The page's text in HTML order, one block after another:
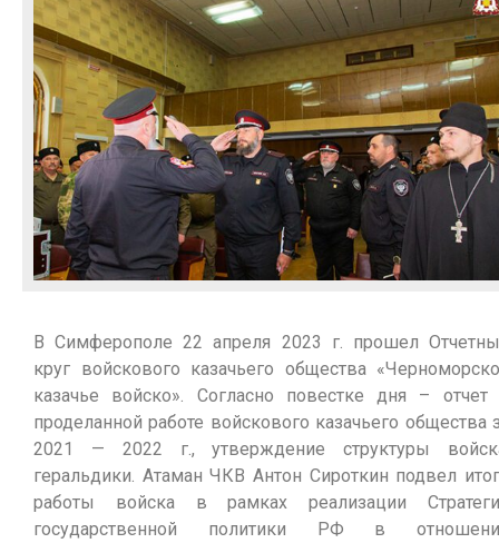
В Симферополе 22 апреля 2023 г. прошел
круг войскового казачьего общества
казачье войско». Согласно повестке дня – отчет
проделанной работе войскового казачьего общества
2021 — 2022 г., утверждение структуры
геральдики. Атаман ЧКВ Антон Сироткин подвел
работы войска в рамках реализации
государственной политики РФ в